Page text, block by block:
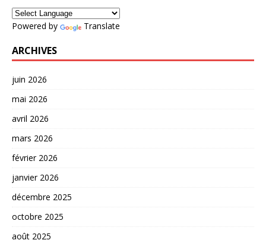
Powered by Translate
ARCHIVES
juin 2026
mai 2026
avril 2026
mars 2026
février 2026
janvier 2026
décembre 2025
octobre 2025
août 2025